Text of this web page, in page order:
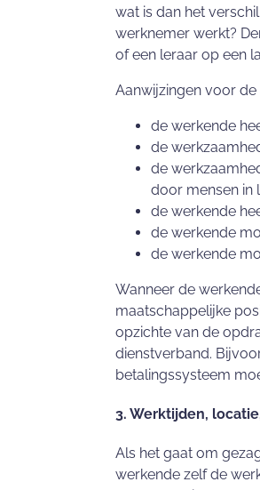
wat is dan het
werknemer werkt?
of een leraar op een
Aanwijzingen voor
de werkende
de
de
door mensen in
de werkende
de werkende
de werkende
Wanneer de
maatschappelijke
opzichte van de
dienstverband.
betalingssysteem
3. Werktijden,
Als het gaat om
werkende zelf de